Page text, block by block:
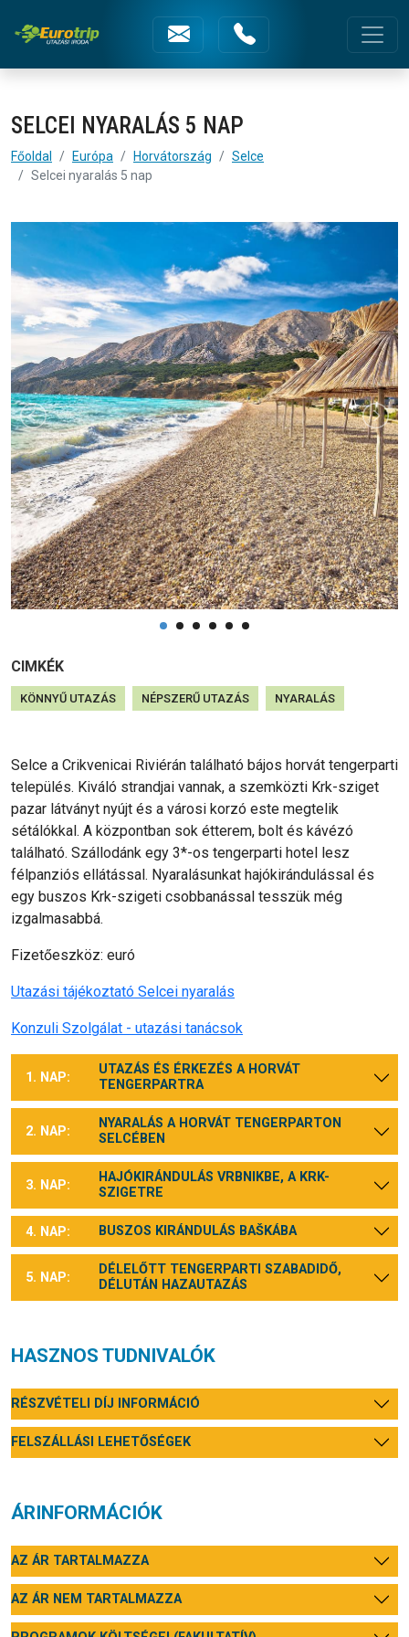
Selcei nyaralás 5 nap
Fejléc menüsorok
SELCEI NYARALÁS 5 NAP
Főoldal Európa Horvátország
Selce
Selcei nyaralás 5 nap
Képgaléria | Selcei nyaralás 5 nap
CIMKÉK
KÖNNYŰ UTAZÁS NÉPSZERŰ UTAZÁS NYARALÁS
Selce a Crikvenicai Riviérán található bájos horvát tengerparti
település. Kiváló strandjai vannak, a szemközti Krk-sziget
pazar látványt nyújt és a városi korzó este megtelik
sétálókkal. A központban sok étterem, bolt és kávézó
található. Szállodánk egy 3*-os tengerparti hotel lesz
félpanziós ellátással. Nyaralásunkat hajókirándulással és
egy buszos Krk-szigeti csobbanással tesszük még
izgalmasabbá.
Fizetőeszköz: euró
Utazási tájékoztató Selcei nyaralás
Konzuli Szolgálat - utazási tanácsok
1. NAP:
UTAZÁS ÉS ÉRKEZÉS A HORVÁT
TENGERPARTRA
2. NAP:
NYARALÁS A HORVÁT TENGERPARTON
SELCÉBEN
3. NAP:
HAJÓKIRÁNDULÁS VRBNIKBE, A KRK-
SZIGETRE
4. NAP: BUSZOS KIRÁNDULÁS BAŠKÁBA
5. NAP:
DÉLELŐTT TENGERPARTI SZABADIDŐ,
DÉLUTÁN HAZAUTAZÁS
HASZNOS TUDNIVALÓK
RÉSZVÉTELI DÍJ INFORMÁCIÓ
FELSZÁLLÁSI LEHETŐSÉGEK
ÁRINFORMÁCIÓK
AZ ÁR TARTALMAZZA
AZ ÁR NEM TARTALMAZZA